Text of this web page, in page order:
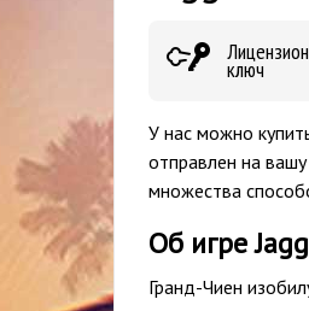
ключ
У нас можно
отправлен на
множества
Об игре
Гранд-Чиен